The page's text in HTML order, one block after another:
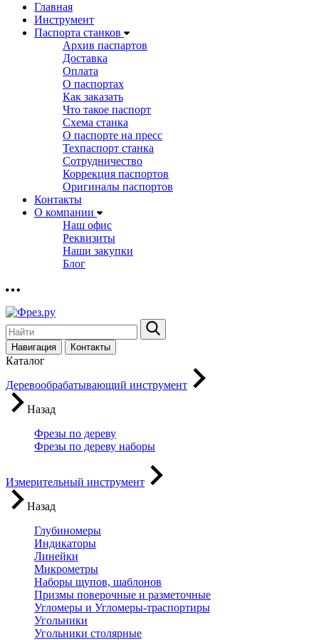
Главная
Инструмент
Паспорта станков
Архив паспартов
Доставка
Оплата
О паспортах
Как заказать
Что такое паспорт
Схема станка
О паспорте на пресс
Техпаспорт станка
Сотрудничество
Коррекция паспортов
Оригиналы паспортов
Контакты
О компании
Наш офис
Реквизиты
Наши закупки
Блог
Навигация Контакты
Каталог
Деревообрабатывающий инструмент
Назад
Фрезы по дереву
Фрезы по дереву наборы
Измерительный инструмент
Назад
Глубиномеры
Индикаторы
Линейки
Микрометры
Наборы щупов, шаблонов
Призмы поверочные и разметочные
Угломеры и Угломеры-траспортиры
Угольники
Угольники столярные